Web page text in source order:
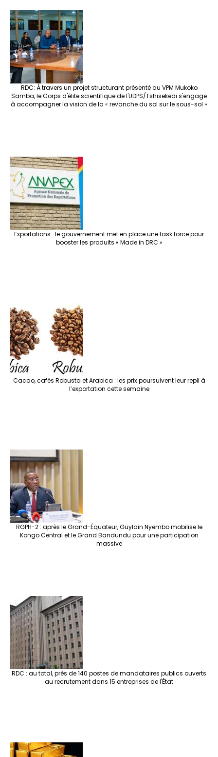
e o
o
k
er
RDC: À travers un projet structurant présenté au VPM Mukoko
Samba, le Corps d'élite scientifique de l'UDPS/Tshisekedi s'engage
à accompagner la vision de la « revanche du sol sur le sous-sol »
Exportations : le gouvernement met en place une task force pour
booster les produits « Made in DRC »
Cacao, cafés Robusta et Arabica : les prix poursuivent leur repli à
l’exportation cette semaine
RGPH-2 : après le Grand-Équateur, Guylain Nyembo mobilise le
Kongo Central et le Grand Bandundu pour une participation
massive
RDC : au total, près de 140 postes de mandataires publics ouverts
au recrutement dans 15 entreprises de l'État